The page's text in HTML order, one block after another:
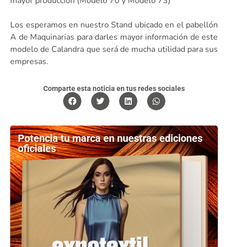
Los esperamos en nuestro Stand ubicado en el pabellón
A de Maquinarias para darles mayor información de este
modelo de Calandra que será de mucha utilidad para sus
empresas.
Comparte esta noticia en tus redes sociales
Potencia tu marca en nuestras ediciones
oficiales